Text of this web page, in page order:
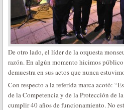
De otro lado, el líder de la orquesta
razón. En algún momento hicimos
demuestra en sus actos que nunca
Con respecto a la referida marca acotó:
de la Competencia y de la Protección de
cumplir 40 años de funcionamiento. No